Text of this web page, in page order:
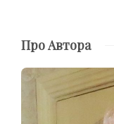
Про Автора